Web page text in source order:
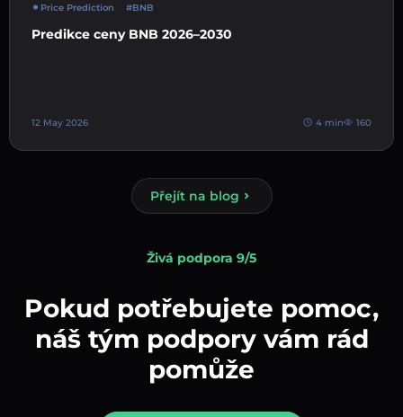
Price Prediction #BNB
Predikce ceny BNB 2026–2030
12 May 2026 4 min 160
Přejít na blog
Živá podpora 9/5
Pokud potřebujete pomoc,
náš tým podpory vám rád
pomůže